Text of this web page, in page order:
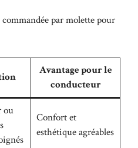
par molette pour
Avantage pour le
conducteur
ou
Confort et
esthétique agréables